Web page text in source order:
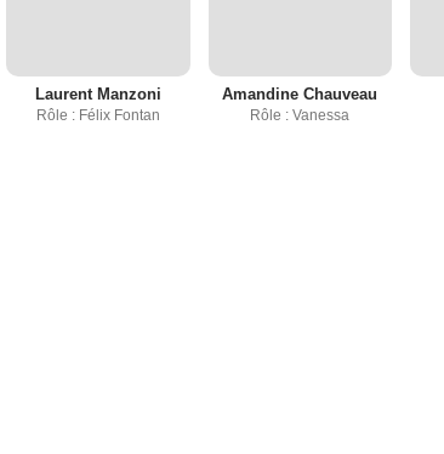
Laurent Manzoni
Rôle : Félix Fontan
Amandine Chauveau
Rôle : Vanessa